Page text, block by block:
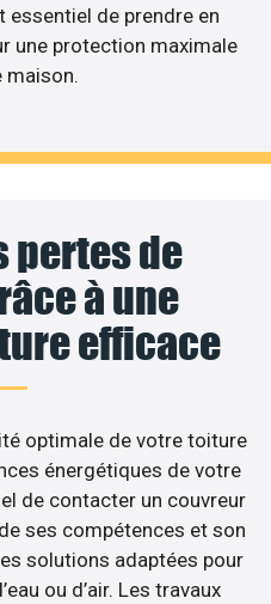
essentiel de prendre en
une protection maximale
maison.
pertes de
à une
efficace
optimale de votre toiture
énergétiques de votre
de contacter un couvreur
ses compétences et son
solutions adaptées pour
ou d’air. Les travaux